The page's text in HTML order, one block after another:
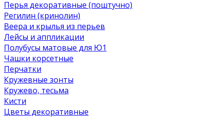
Перья декоративные (поштучно)
Регилин (кринолин)
Веера и крылья из перьев
Лейсы и аппликации
Полубусы матовые для Ю1
Чашки корсетные
Перчатки
Кружевные зонты
Кружево, тесьма
Кисти
Цветы декоративные